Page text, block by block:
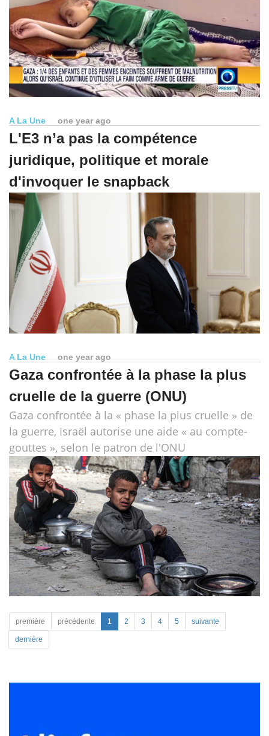
A La Une one year ago
L'E3 n’a pas la compétence
juridique, politique et morale
d'invoquer le snapback
A La Une one year ago
Gaza confrontée à la phase la plus
cruelle de la guerre (ONU)
Gaza confrontée à la « phase la plus cruelle » de
la guerre, Israël autorise une aide « au compte-
gouttes », selon le patron de l'ONU
première précédente 1 2 3 4 5 suivante
dernière